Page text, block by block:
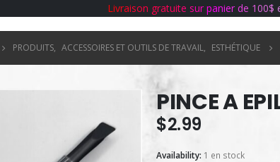
Livraison gratuite sur panier de 100$
PRODUITS, ACCESSOIRES ET OUTILS DE TRAVAIL, ESTHÉTIQUE
PINCE A
$2.99
Availability: 1 en stock